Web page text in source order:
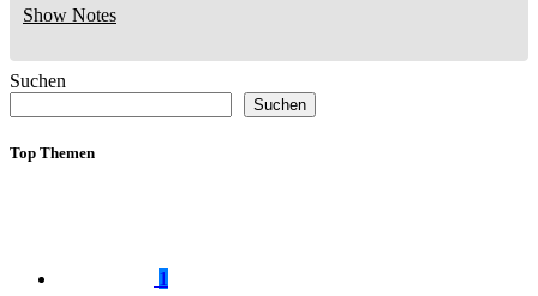
Show Notes
Suchen
Suchen
Top Themen
1